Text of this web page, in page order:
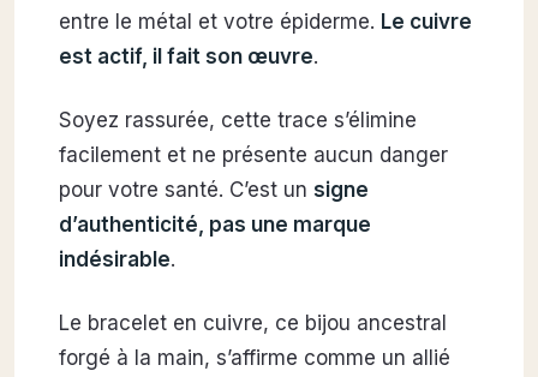
entre le métal et votre épiderme. Le cuivre
est actif, il fait son œuvre.
Soyez rassurée, cette trace s’élimine
facilement et ne présente aucun danger
pour votre santé. C’est un signe
d’authenticité, pas une marque
indésirable.
Le bracelet en cuivre, ce bijou ancestral
forgé à la main, s’affirme comme un allié